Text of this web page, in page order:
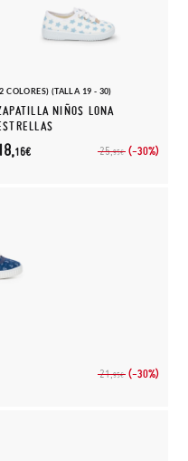
COLORES) (TALLA 19 - 30)
NIÑOS LONA
25,95€ (-30%)
16€
21,95€ (-30%)